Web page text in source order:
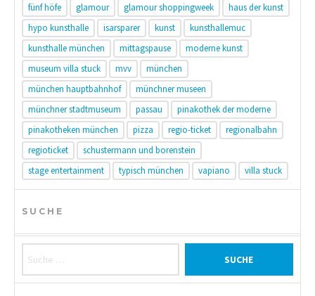
fünf höfe
glamour glamour shoppingweek
haus der kunst
hypo kunsthalle
isarsparer kunst
kunsthallemuc
kunsthalle münchen
mittagspause
moderne kunst
museum villa stuck
mvv
münchen
münchen hauptbahnhof
münchner museen
münchner stadtmuseum
passau
pinakothek der moderne
pinakotheken münchen
pizza regio-ticket
regionalbahn
regioticket
schustermann und borenstein
stage entertainment
typisch münchen vapiano villa stuck
SUCHE